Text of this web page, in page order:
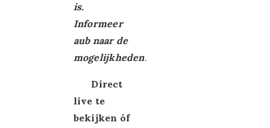
is.
Informeer
aub naar de
mogelijkheden.
Direct
live te
bekijken óf